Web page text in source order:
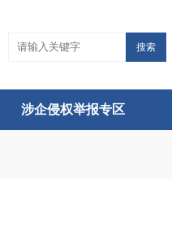
搜索
涉企侵权举报专区